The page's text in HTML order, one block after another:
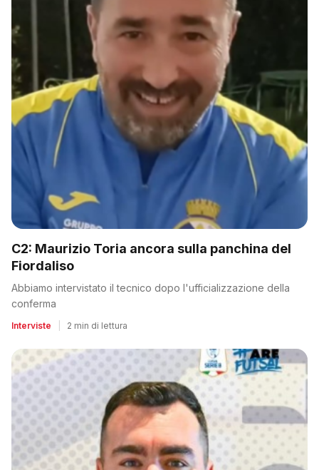
C2: Maurizio Toria ancora sulla panchina del
Fiordaliso
Abbiamo intervistato il tecnico dopo l'ufficializzazione della
conferma
Interviste 2 min di lettura